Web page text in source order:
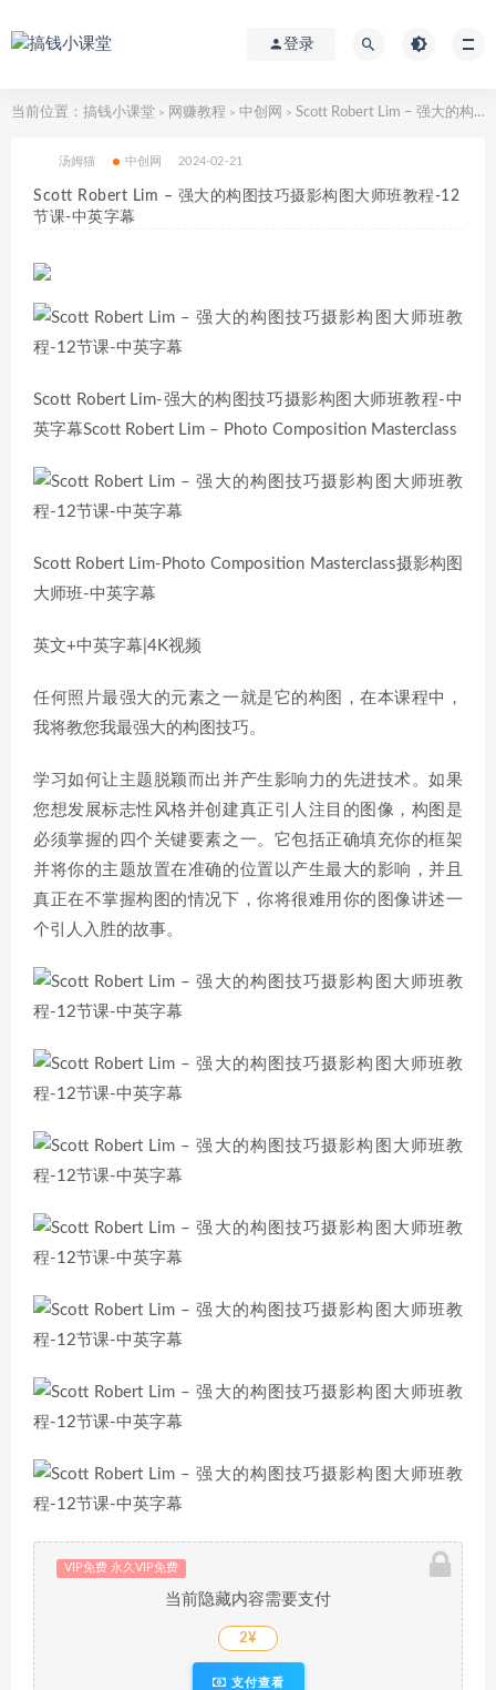
登录
当前位置： 搞钱小课堂 > 网赚教程 > 中创网 > Scott Robert Lim – 强大的构图技巧摄影构图大师班教程-12节课-中英字幕
汤姆猫 中创网 2024-02-21
Scott Robert Lim – 强大的构图技巧摄影构图大师班教程-12
节课-中英字幕
Scott Robert Lim-强大的构图技巧摄影构图大师班教程-中
英字幕Scott Robert Lim – Photo Composition Masterclass
Scott Robert Lim-Photo Composition Masterclass摄影构图
大师班-中英字幕
英文+中英字幕|4K视频
任何照片最强大的元素之一就是它的构图，在本课程中，
我将教您我最强大的构图技巧。
学习如何让主题脱颖而出并产生影响力的先进技术。如果
您想发展标志性风格并创建真正引人注目的图像，构图是
必须掌握的四个关键要素之一。它包括正确填充你的框架
并将你的主题放置在准确的位置以产生最大的影响，并且
真正在不掌握构图的情况下，你将很难用你的图像讲述一
个引人入胜的故事。
VIP免费 永久VIP免费
当前隐藏内容需要支付
2¥
支付查看